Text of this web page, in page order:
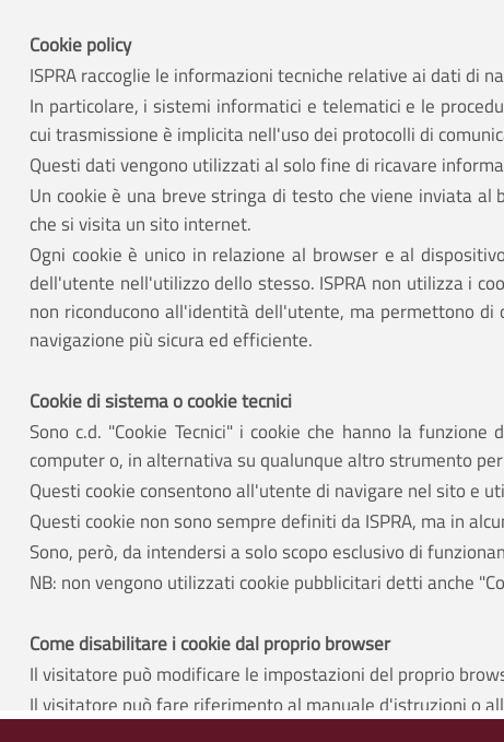
Cookie policy
ISPRA raccoglie le informazioni tecniche relative ai dati di
In particolare, i sistemi informatici e telematici e le
cui trasmissione è implicita nell'uso dei protocolli di
Questi dati vengono utilizzati al solo fine di ricavare
Un cookie è una breve stringa di testo che viene inviata
che si visita un sito internet.
Ogni cookie è unico in relazione al browser e al
dell'utente nell'utilizzo dello stesso. ISPRA non utilizza i
non riconducono all'identità dell'utente, ma permettono
navigazione più sicura ed efficiente.
Cookie di sistema o cookie tecnici
Sono c.d. "Cookie Tecnici" i cookie che hanno la
computer o, in alternativa su qualunque altro strumento
Questi cookie consentono all'utente di navigare nel sito e
Questi cookie non sono sempre definiti da ISPRA, ma in
Sono, però, da intendersi a solo scopo esclusivo di
NB: non vengono utilizzati cookie pubblicitari detti anche
Come disabilitare i cookie dal proprio browser
Il visitatore può modificare le impostazioni del proprio
Il visitatore può fare riferimento al manuale d'istruzioni o
Se si sceglie di disabilitare tutti i cookie, anche i cookie